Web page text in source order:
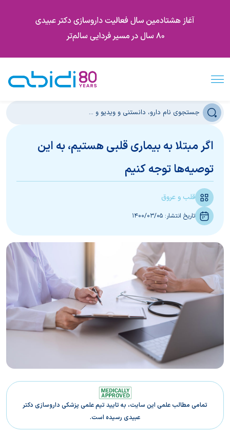
اگر مبتلا به بیماری قلبی هستیم، به این
توصیه‌ها توجه کنیم
قلب و عروق
تاریخ انتشار:
تمامی مطالب علمی این سایت، به تایید تیم علمی پزشکی داروسازی دکتر
عبیدی رسیده است.